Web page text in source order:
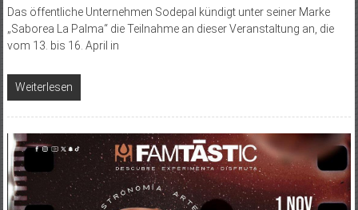
Das öffentliche Unternehmen Sodepal kündigt unter seiner Marke
„Saborea La Palma“ die Teilnahme an dieser Veranstaltung an, die
vom 13. bis 16. April in
Weiterlesen